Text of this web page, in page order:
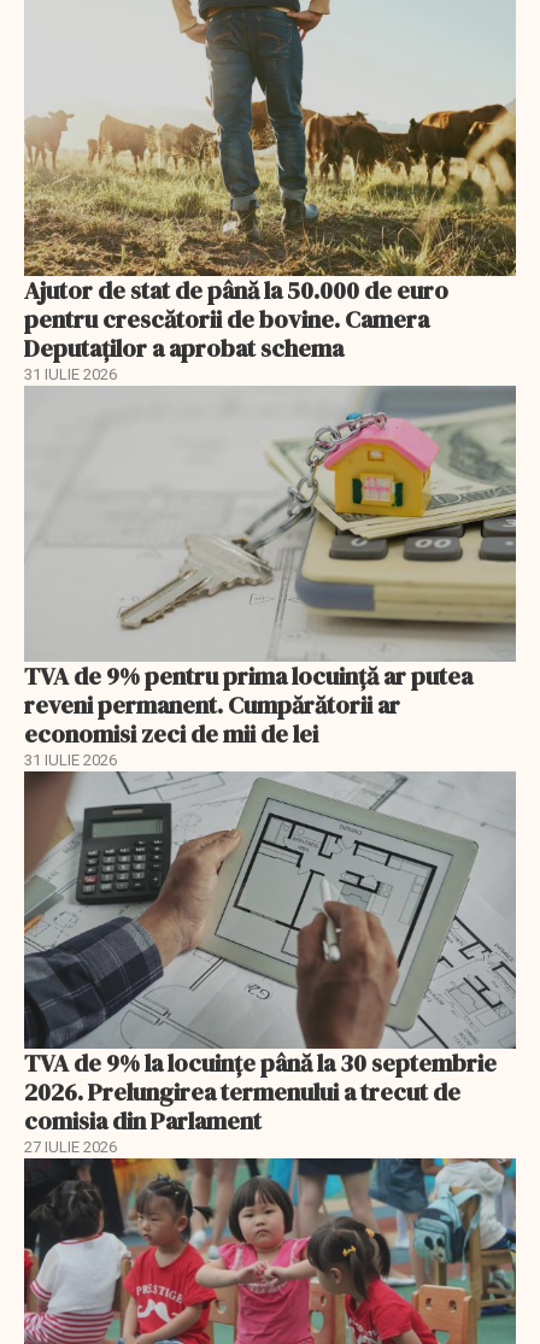
Ajutor de stat de până la 50.000 de euro
pentru crescătorii de bovine. Camera
Deputaților a aprobat schema
31 IULIE 2026
TVA de 9% pentru prima locuință ar putea
reveni permanent. Cumpărătorii ar
economisi zeci de mii de lei
31 IULIE 2026
TVA de 9% la locuințe până la 30 septembrie
2026. Prelungirea termenului a trecut de
comisia din Parlament
27 IULIE 2026